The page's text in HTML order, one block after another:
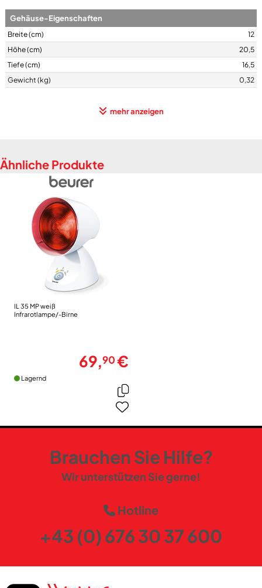
Gehäuse-Eigenschaften
Breite (cm)
12
Höhe (cm)
20,5
Tiefe (cm)
16,5
Gewicht (kg)
0,32
mehr anzeigen
Ähnliche Produkte
IL 35 MP weiß
Infrarotlampe/-Birne
69,90€
Lagernd
Brauchen Sie Hilfe?
Wir unterstützen Sie gerne!
Hotline
+43 (0) 676 30 37 600